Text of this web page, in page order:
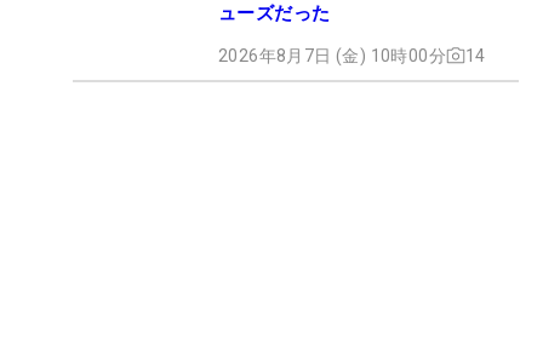
ューズだった
2026年8月7日 (金) 10時00分 14